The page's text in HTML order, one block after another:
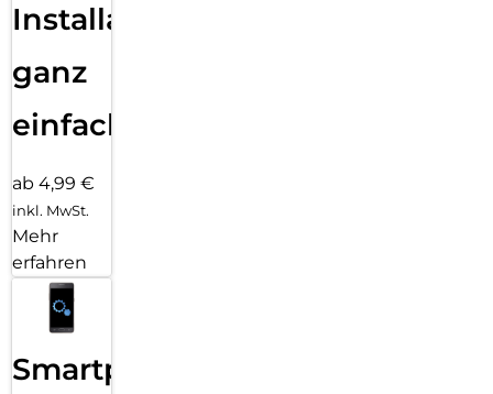
Installation
ganz
einfach
ab 4,99 €
inkl. MwSt.
Mehr
erfahren
Smartphone